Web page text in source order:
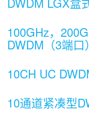
100GHz，
DWDM（3端
10CH UC
10通道紧凑型